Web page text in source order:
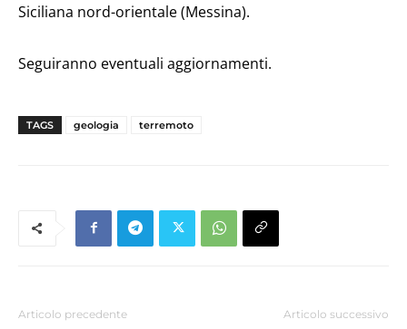
Siciliana nord-orientale (Messina).
Seguiranno eventuali aggiornamenti.
TAGS geologia terremoto
Articolo precedente Articolo successivo